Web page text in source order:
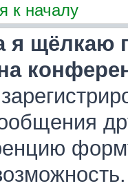
к началу
я щёлкаю